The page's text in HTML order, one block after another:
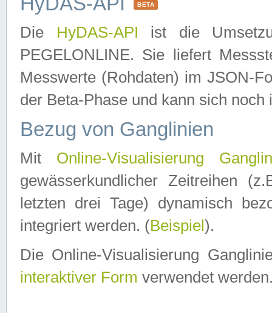
BETA
Die HyDAS-API ist die
PEGELONLINE. Sie liefert
Messwerte (Rohdaten) im JSON-
der Beta-Phase und kann sich noch
Bezug von Ganglinien
Mit Online-Visualisierung
gewässerkundlicher Zeitreihen
letzten drei Tage) dynamisch
integriert werden. (Beispiel ).
Die Online-Visualisierung
interaktiver Form verwendet